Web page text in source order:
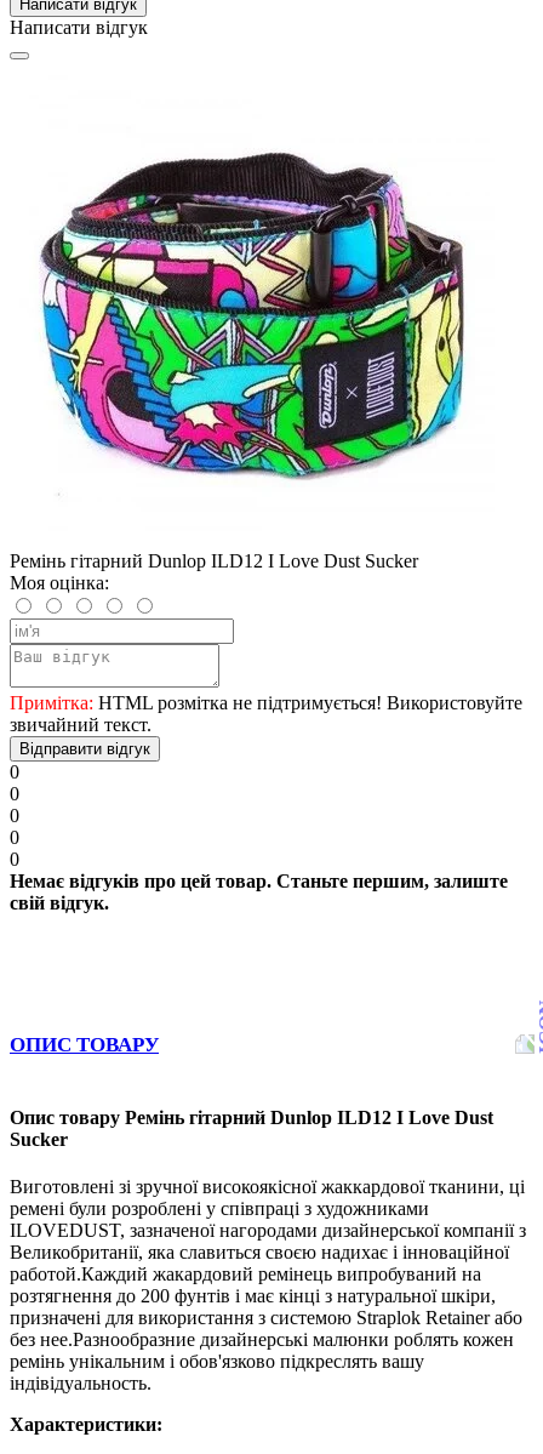
Написати відгук
Написати відгук
Ремінь гітарний Dunlop ILD12 I Love Dust Sucker
Моя оцінка:
Примітка: HTML розмітка не підтримується! Використовуйте
звичайний текст.
Відправити відгук
0
0
0
0
0
Немає відгуків про цей товар. Станьте першим, залиште
свій відгук.
ОПИС ТОВАРУ
Опис товару Ремінь гітарний Dunlop ILD12 I Love Dust
Sucker
Виготовлені зі зручної високоякісної жаккардової тканини, ці
ремені були розроблені у співпраці з художниками
ILOVEDUST, зазначеної нагородами дизайнерської компанії з
Великобританії, яка славиться своєю надихає і інноваційної
работой.Каждий жакардовий ремінець випробуваний на
розтягнення до 200 фунтів і має кінці з натуральної шкіри,
призначені для використання з системою Straplok Retainer або
без нее.Разнообразние дизайнерські малюнки роблять кожен
ремінь унікальним і обов'язково підкреслять вашу
індівідуальность.
Характеристики: